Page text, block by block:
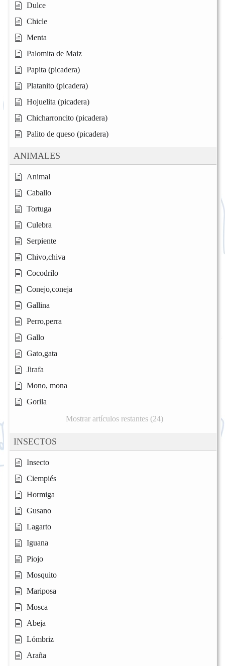
Dulce
Chicle
Menta
Palomita de Maiz
Papita (picadera)
Platanito (picadera)
Hojuelita (picadera)
Chicharroncito (picadera)
Palito de queso (picadera)
ANIMALES
Animal
Caballo
Tortuga
Culebra
Serpiente
Chivo,chiva
Cocodrilo
Conejo,coneja
Gallina
Perro,perra
Gallo
Gato,gata
Jirafa
Mono, mona
Gorila
Mostrar artículos restantes (24)
INSECTOS
Insecto
Ciempiés
Hormiga
Gusano
Lagarto
Iguana
Piojo
Mosquito
Mariposa
Mosca
Abeja
Lómbriz
Araña